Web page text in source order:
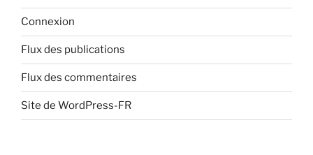
Connexion
Flux des publications
Flux des commentaires
Site de WordPress-FR